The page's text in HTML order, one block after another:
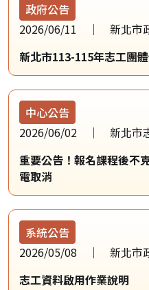
政府公告
2026/06/11
新北市
新北市113-115年志工團
中心公告
2026/06/02
新北市
重要公告！報名課程後不
電取消
系統公告
2026/05/08
新北市
志工資料啟用作業說明